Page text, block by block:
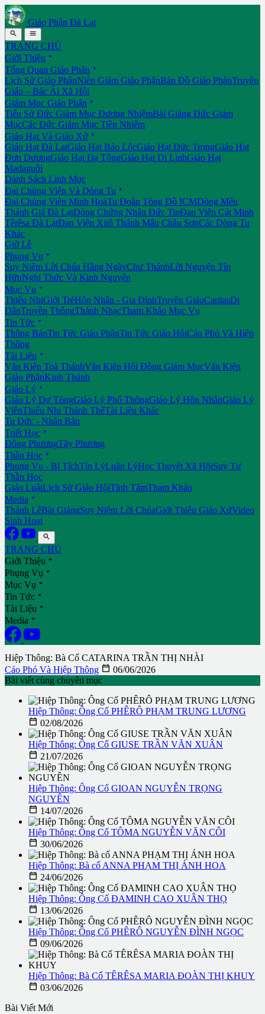
Giáo Phận Đà Lạt
 
TRANG CHỦ
Giới Thiệu 
Tổng Quan Giáo Phận 
Lịch Sử Giáo PhậnNiên Giám Giáo PhậnBản Đồ Giáo PhậnTruyền
Giáo – Bác Ái Xã Hội
Giám Mục Giáo Phận 
Tiểu Sử Đức Giám Mục Đương NhiệmBài Giảng Đức Giám
MụcCác Đức Giám Mục Tiền Nhiệm
Giáo Hạt Và Giáo Xứ 
Giáo Hạt Đà LạtGiáo Hạt Bảo LộcGiáo Hạt Đức TrọngGiáo Hạt
Đơn DươngGiáo Hạt Đạ TôngGiáo Hạt Di LinhGiáo Hạt
Madaguôi
Danh Sách Linh Mục
Đại Chủng Viện Và Dòng Tu 
Đại Chủng Viện Minh HoàTu Đoàn Tông Đồ ICMDòng Mến
Thánh Giá Đà LạtDòng Chứng Nhân Đức TinĐan Viện Cát Minh
Têrêsa Đà LạtĐan Viện Xitô Thánh Mẫu Châu SơnCác Dòng Tu
Khác
Giờ Lễ
Phụng Vụ 
Suy Niệm Lời Chúa Hằng NgàyChư ThánhLời Nguyện Tín
HữuNghi Thức Và Kinh Nguyện
Mục Vụ 
Thiếu NhiGiới TrẻHôn Nhân - Gia ĐìnhTruyền GiáoCaritasDi
DânTruyền ThôngThánh NhạcTham Khảo Mục Vụ
Tin Tức 
Thông BáoTin Tức Giáo PhậnTin Tức Giáo HộiCáo Phó Và Hiệp
Thông
Tài Liệu 
Văn Kiện Toà ThánhVăn Kiện Hội Đồng Giám MụcVăn Kiện
Giáo PhậnKinh Thánh
Giáo Lý 
Giáo Lý Dự TòngGiáo Lý Phổ ThôngGiáo Lý Hôn NhânGiáo Lý
ViênThiếu Nhi Thánh ThểTài Liệu Khác
Tu Đức - Nhân Bản
Triết Học 
Đông PhươngTây Phương
Thần Học 
Phụng Vụ - Bí TíchTín LýLuân LýHọc Thuyết Xã HộiSuy Tư
Thần Học
Giáo LuậtLịch Sử Giáo HộiTĩnh TâmTham Khảo
Media 
Thánh LễBài GiảngSuy Niệm Lời ChúaGiới Thiệu Giáo XứVideo
Sinh Hoạt

TRANG CHỦ
Giới Thiệu 
Phụng Vụ 
Mục Vụ 
Tin Tức 
Tài Liệu 
Media 
Hiệp Thông: Bà Cố CATARINA TRẦN THỊ NHÀI
Cáo Phó Và Hiệp Thông  06/06/2026
Bài viết cùng chuyên mục
Hiệp Thông: Ông Cố PHÊRÔ PHẠM TRUNG LƯƠNG
 02/08/2026
Hiệp Thông: Ông Cố GIUSE TRẦN VĂN XUÂN
 21/07/2026
Hiệp Thông: Ông Cố GIOAN NGUYỄN TRỌNG
NGUYÊN
 14/07/2026
Hiệp Thông: Ông Cố TÔMA NGUYỄN VĂN CÔI
 30/06/2026
Hiệp Thông: Bà cố ANNA PHẠM THỊ ÁNH HOA
 24/06/2026
Hiệp Thông: Ông Cố ĐAMINH CAO XUÂN THỌ
 13/06/2026
Hiệp Thông: Ông Cố PHÊRÔ NGUYỄN ĐÌNH NGỌC
 09/06/2026
Hiệp Thông: Bà Cố TÊRÊSA MARIA ĐOÀN THỊ KHUY
 03/06/2026
Bài Viết Mới